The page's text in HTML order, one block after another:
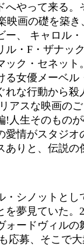
へやって来る
映画の礎を築
ー、 キャロル
・F・ザナッ
ク・セネッ
女優メーベ
な行動から
アスな映画の
人生そのもの
愛情がスタジ
ありと、伝説
・シノットと
を夢見ていた
ードヴィル
応募、そこで